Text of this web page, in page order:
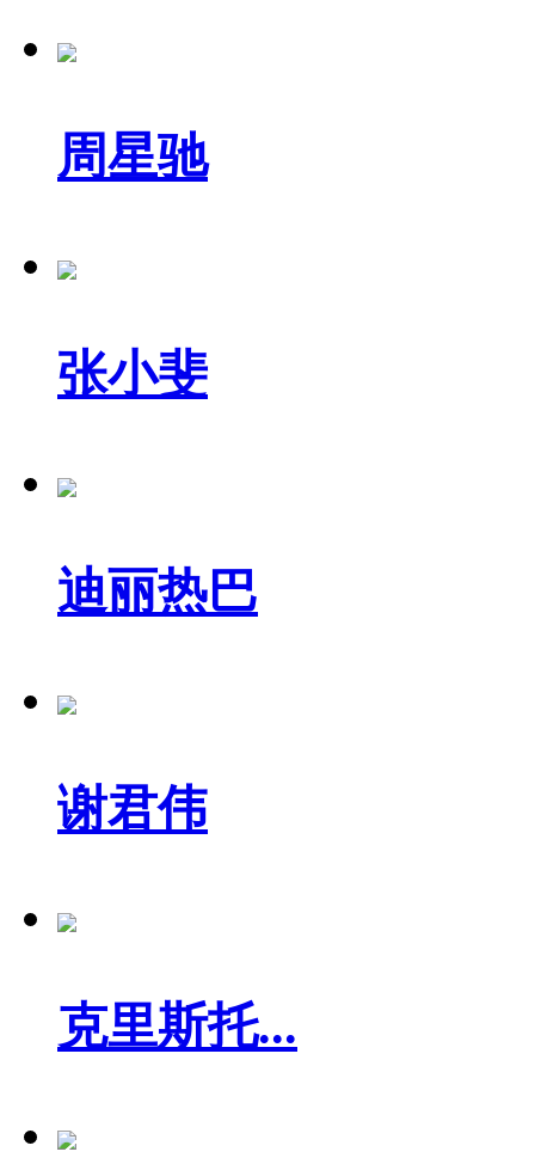
周星驰
张小斐
迪丽热巴
谢君伟
克里斯托...